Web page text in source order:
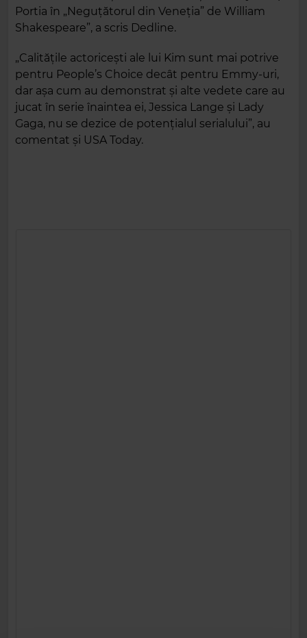
Portia în „Neguțătorul din Veneția” de William
Shakespeare”, a scris Dedline.
„Calitățile actoricești ale lui Kim sunt mai potrive
pentru People’s Choice decât pentru Emmy-uri,
dar așa cum au demonstrat și alte vedete care au
jucat în serie înaintea ei, Jessica Lange și Lady
Gaga, nu se dezice de potențialul serialului”, au
comentat și USA Today.